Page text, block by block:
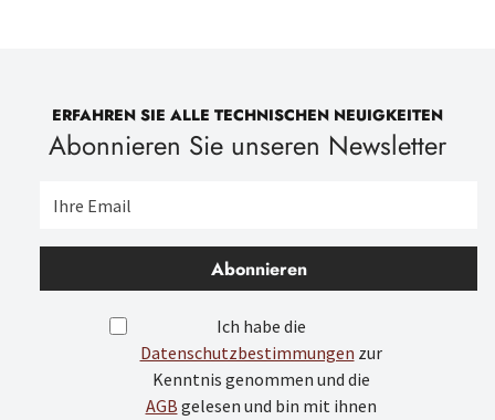
ERFAHREN SIE ALLE TECHNISCHEN NEUIGKEITEN
Abonnieren Sie unseren Newsletter
Abonnieren
Ich habe die
Datenschutzbestimmungen zur
Kenntnis genommen und die
AGB gelesen und bin mit ihnen